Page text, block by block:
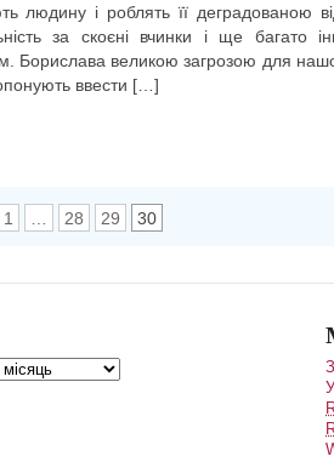
людину і роблять її деградованою
за скоєні вчинки і ще багато
Борислава великою загрозою для
ввести […]
1 28 29 30